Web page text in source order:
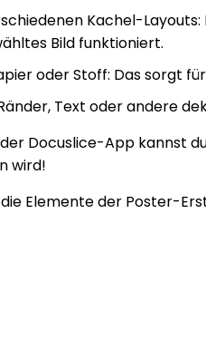
Kachel-
Bild funktioniert.
oder Stoff: Das sorgt
Text oder andere
Docuslice-App kannst
wird!
Elemente der Poster-